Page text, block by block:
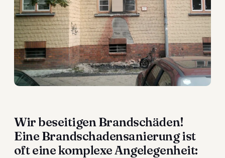
Wir beseitigen Brandschäden!
Eine Brandschadensanierung ist
oft eine komplexe Angelegenheit: